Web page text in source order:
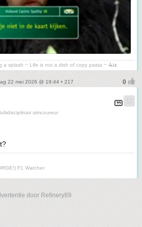
a splash ~ Life is not a dish of copy pasta ~ ⳽ᖾiz
22 mei 2026 @ 19:44 • 217
simcoureur
F1 Watcher
door Refinery89